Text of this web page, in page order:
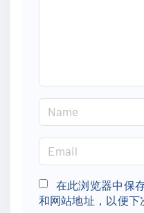
a
e
*
m
a
i
在此浏览器中保
和网站地址，以便下